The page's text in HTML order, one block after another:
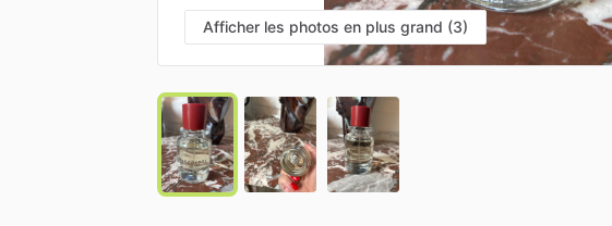
Afficher les photos en plus grand (3)